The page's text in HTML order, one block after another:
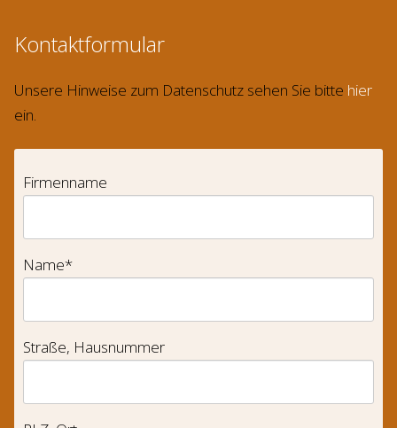
Kontaktformular
Unsere Hinweise zum Datenschutz sehen Sie bitte hier
ein.
Firmenname
Pflichtfeld
Name*
Straße, Hausnummer